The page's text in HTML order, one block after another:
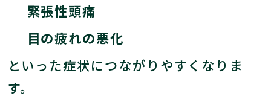
緊張性頭痛
目の疲れの悪化
といった症状につながりやすくなりま
す。